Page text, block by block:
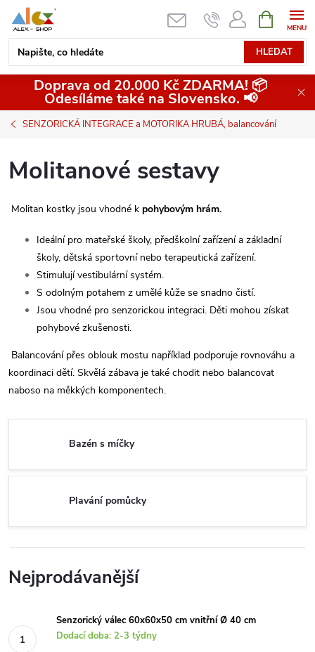
obsah
HLEDAT
NÁKUPNÍ
KOŠÍK
Doprava od 20.000 Kč ZDARMA! 📦
Odesíláme také na Slovensko. 📢
SENZORICKÁ INTEGRACE a MOTORIKA HRUBÁ, balancování
Molitanové sestavy
Molitan kostky jsou vhodné k pohybovým hrám.
Ideální pro mateřské školy, předškolní zařízení a základní
školy, dětská sportovní nebo terapeutická zařízení.
Stimulují vestibulární systém.
S odolným potahem z umělé kůže se snadno čistí.
Jsou vhodné pro senzorickou integraci. Děti mohou získat
pohybové zkušenosti.
Balancování přes oblouk mostu například podporuje rovnováhu a
koordinaci dětí. Skvělá zábava je také chodit nebo balancovat
naboso na měkkých komponentech.
Bazén s míčky
Plavání pomůcky
Nejprodávanější
Senzorický válec 60x60x50 cm vnitřní Ø 40 cm
Dodací doba: 2-3 týdny